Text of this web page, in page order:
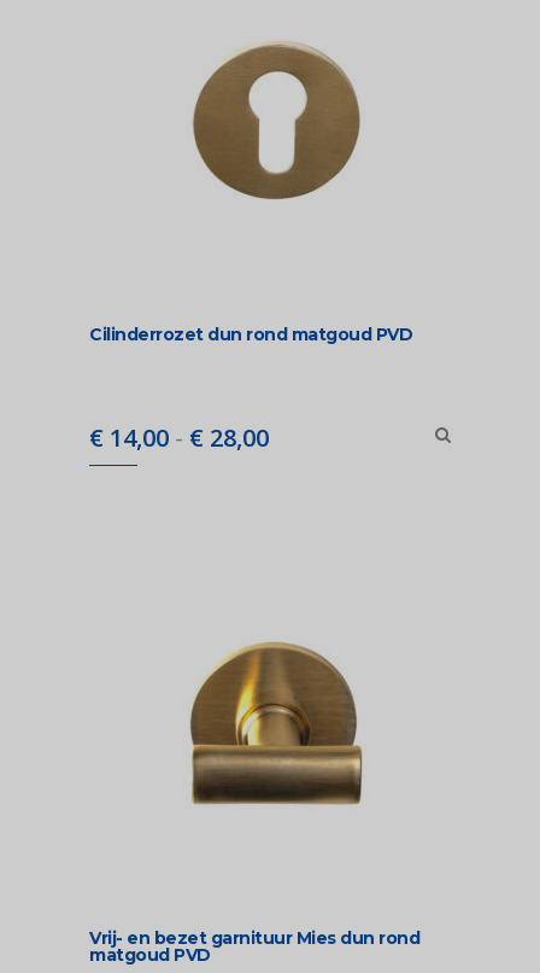
Cilinderrozet dun rond matgoud PVD
€ 14,00 - € 28,00Prijsklasse:
Vrij- en bezet garnituur Mies dun rond
matgoud PVD